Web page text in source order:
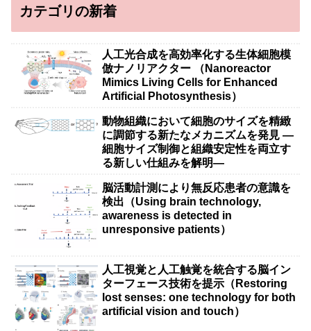
カテゴリの新着
人工光合成を高効率化する生体細胞模
倣ナノリアクター （Nanoreactor
Mimics Living Cells for Enhanced
Artificial Photosynthesis）
動物組織において細胞のサイズを精緻
に調節する新たなメカニズムを発見 ―
細胞サイズ制御と組織安定性を両立す
る新しい仕組みを解明―
脳活動計測により無反応患者の意識を
検出（Using brain technology,
awareness is detected in
unresponsive patients）
人工視覚と人工触覚を統合する脳イン
ターフェース技術を提示（Restoring
lost senses: one technology for both
artificial vision and touch）